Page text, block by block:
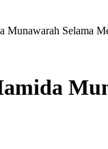
Munawarah Selama